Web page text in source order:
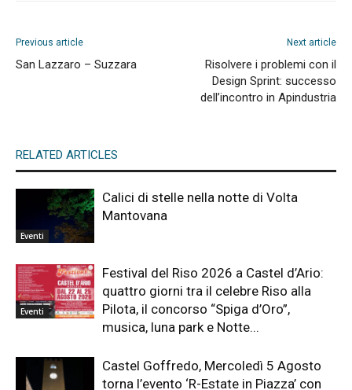
Previous article
San Lazzaro – Suzzara
Next article
Risolvere i problemi con il
Design Sprint: successo
dell’incontro in Apindustria
RELATED ARTICLES
Eventi
Calici di stelle nella notte di Volta
Mantovana
Eventi
Festival del Riso 2026 a Castel d’Ario:
quattro giorni tra il celebre Riso alla
Pilota, il concorso “Spiga d’Oro”,
musica, luna park e Notte...
Castel Goffredo, Mercoledì 5 Agosto
torna l’evento ‘R-Estate in Piazza’ con